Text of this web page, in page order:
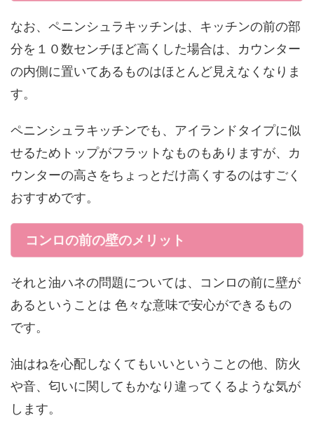
なお、ペニンシュラキッチンは、キッチンの前の部
分を１０数センチほど高くした場合は、カウンター
の内側に置いてあるものはほとんど見えなくなりま
す。
ペニンシュラキッチンでも、アイランドタイプに似
せるためトップがフラットなものもありますが、カ
ウンターの高さをちょっとだけ高くするのはすごく
おすすめです。
コンロの前の壁のメリット
それと油ハネの問題については、コンロの前に壁が
あるということは 色々な意味で安心ができるもの
です。
油はねを心配しなくてもいいということの他、防火
や音、匂いに関してもかなり違ってくるような気が
します。